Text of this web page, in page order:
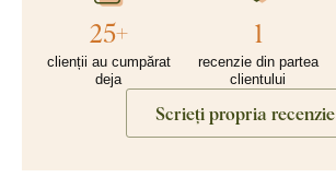
25+
clienții au cumpărat
deja
1
recenzie din partea
clientului
Scrieți propria recenzie